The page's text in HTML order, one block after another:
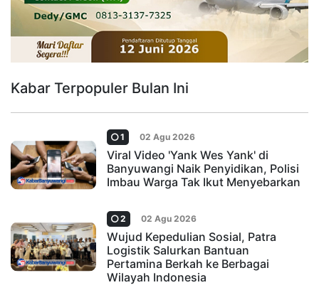
Kabar Terpopuler Bulan Ini
1 02 Agu 2026
Viral Video 'Yank Wes Yank' di
Banyuwangi Naik Penyidikan, Polisi
Imbau Warga Tak Ikut Menyebarkan
2 02 Agu 2026
Wujud Kepedulian Sosial, Patra
Logistik Salurkan Bantuan
Pertamina Berkah ke Berbagai
Wilayah Indonesia